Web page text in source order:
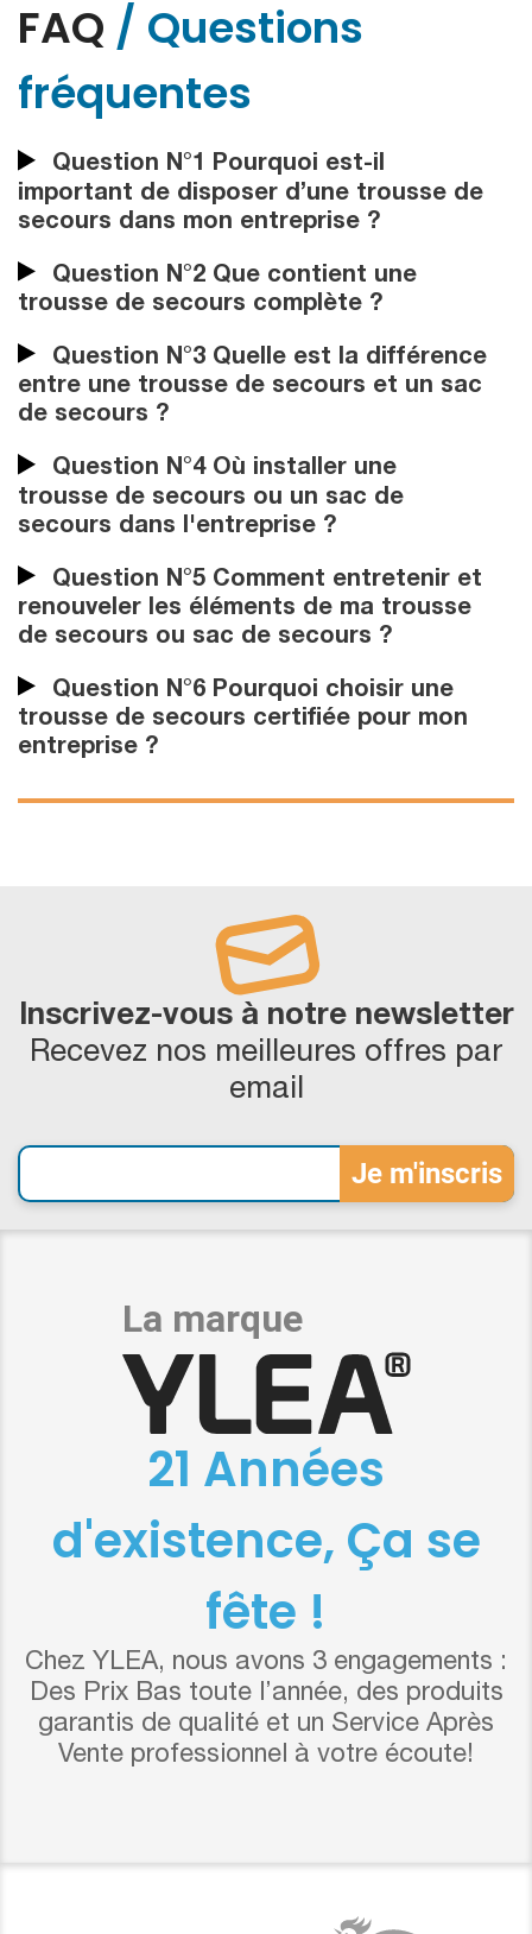
FAQ / Questions
fréquentes
Question N°1 Pourquoi est-il
important de disposer d’une trousse de
secours dans mon entreprise ?
Question N°2 Que contient une
trousse de secours complète ?
Question N°3 Quelle est la différence
entre une trousse de secours et un sac
de secours ?
Question N°4 Où installer une
trousse de secours ou un sac de
secours dans l'entreprise ?
Question N°5 Comment entretenir et
renouveler les éléments de ma trousse
de secours ou sac de secours ?
Question N°6 Pourquoi choisir une
trousse de secours certifiée pour mon
entreprise ?
Inscrivez-vous à notre newsletter
Recevez nos meilleures offres par
email
21 Années
d'existence, Ça se
fête !
Chez YLEA, nous avons 3 engagements :
Des Prix Bas toute l’année, des produits
garantis de qualité et un Service Après
Vente professionnel à votre écoute!